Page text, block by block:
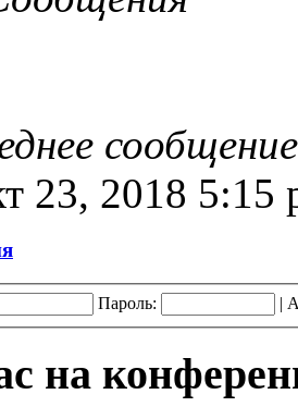
сообщение
23, 2018 5:15
Пароль: |
на